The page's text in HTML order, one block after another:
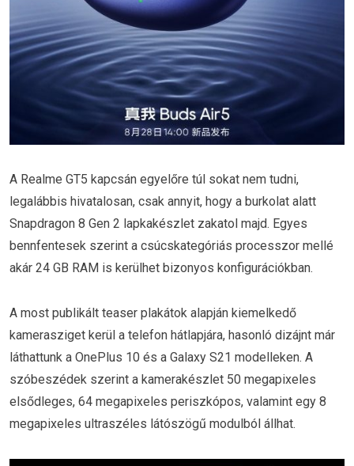
A Realme GT5 kapcsán egyelőre túl sokat nem tudni,
legalábbis hivatalosan, csak annyit, hogy a burkolat alatt
Snapdragon 8 Gen 2 lapkakészlet zakatol majd. Egyes
bennfentesek szerint a csúcskategóriás processzor mellé
akár 24 GB RAM is kerülhet bizonyos konfigurációkban.
A most publikált teaser plakátok alapján kiemelkedő
kamerasziget kerül a telefon hátlapjára, hasonló dizájnt már
láthattunk a OnePlus 10 és a Galaxy S21 modelleken. A
szóbeszédek szerint a kamerakészlet 50 megapixeles
elsődleges, 64 megapixeles periszkópos, valamint egy 8
megapixeles ultraszéles látószögű modulból állhat.